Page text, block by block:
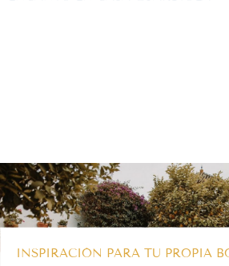
INSPIRACIÓN PARA TU PROPIA